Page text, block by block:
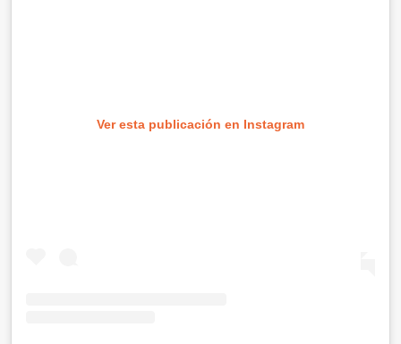
Ver esta publicación en Instagram